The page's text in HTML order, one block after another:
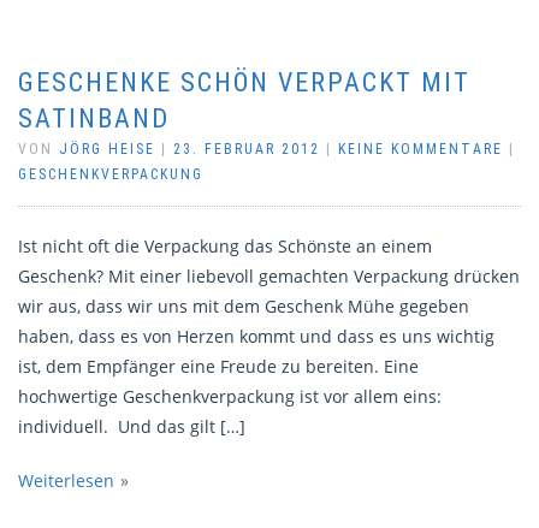
GESCHENKE SCHÖN VERPACKT MIT
SATINBAND
VON JÖRG HEISE 23. FEBRUAR 2012 KEINE KOMMENTARE
GESCHENKVERPACKUNG
Ist nicht oft die Verpackung das Schönste an einem
Geschenk? Mit einer liebevoll gemachten Verpackung drücken
wir aus, dass wir uns mit dem Geschenk Mühe gegeben
haben, dass es von Herzen kommt und dass es uns wichtig
ist, dem Empfänger eine Freude zu bereiten. Eine
hochwertige Geschenkverpackung ist vor allem eins:
individuell. Und das gilt […]
Weiterlesen